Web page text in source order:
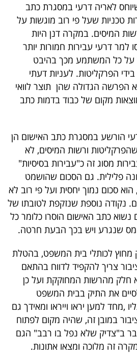
לאריה דרעי במסגרת כתב
טכניות שעל פי רוב מוגשות על
המיסים. במקרה דנן היות
למר דרעי עבירות חמורות יותר
על כל המשתמע מכך בהיבט
הפרקליטות. לעניות דעתי
הפרשה הגדולה שהן תוצר לוואי
מקום של כבוד בדמות כתב
הורשע במסגרת כתב האישום הן
ורשות המיסים, לא
מסוג זה כ"עבירות בסיסיות"
פלילית. גם הסכום שהושמט
סכום נמוך יחסית ועל פי רוב לא
נקודה נוספת שנזקפת לטובתו של
כתב האישום הוסרו כלומר כל
המס שנגרע ויש בכך הבעת חרטה.
מחוץ לכותלי בית המשפט, בהטלת
צריך להקפיד לדווח בהתאם
חלק מהרשות המחוקקת ועל כן
את התיק בבית המשפט
,מחד למען יראו וייראו ומאידך גם
במובן זה, שהיה מקום לפתוח
ב"צדיק שלא נפל בו רבב" הגם
זה מלוכה ומצאו אתונות.